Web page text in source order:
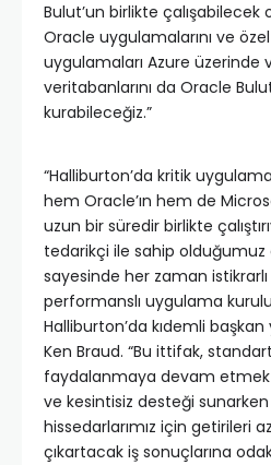
Bulut’un birlikte çalışabilecek
Oracle uygulamalarını ve
uygulamaları Azure üzerinde
veritabanlarını da Oracle
kurabileceğiz.”
“Halliburton’da kritik
hem Oracle’ın hem de
uzun bir süredir birlikte
tedarikçi ile sahip
sayesinde her zaman
performanslı uygulama
Halliburton’da kıdemli başkan
Ken Braud. “Bu ittifak,
faydalanmaya devam etmek
ve kesintisiz desteği
hissedarlarımız için getirileri
çıkartacak iş sonuçlarına